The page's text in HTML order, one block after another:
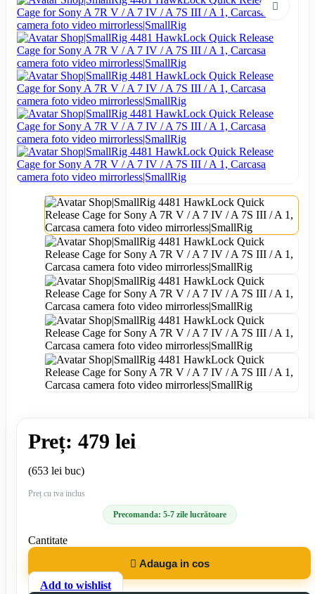
Preț: 479 lei
(653 lei buc)
Preț cu tva inclus
Precomanda: 5-7 zile lucrătoare
Cantitate
 Adauga in cos
Add to wishlist